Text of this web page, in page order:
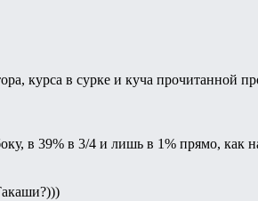
курса в сурке и куча прочитанной
в 39% в 3/4 и лишь в 1% прямо, как